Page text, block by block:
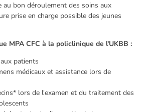
bon déroulement des soins aux
prise en charge possible des jeunes
MPA CFC à la policlinique de l'UKBB :
patients
médicaux et assistance lors de
lors de l'examen et du traitement des